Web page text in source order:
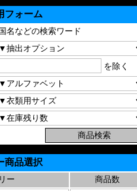
フォーム
名などの検索ワード
を除く
商品選択
ー
商品数